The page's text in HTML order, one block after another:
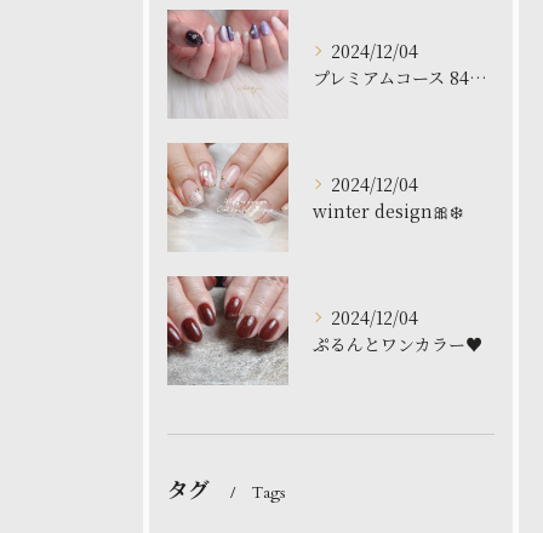
2024/12/04
プレミアムコース 8480円
2024/12/04
winter design🎀❄️
2024/12/04
ぷるんとワンカラー♥️
タグ Tags